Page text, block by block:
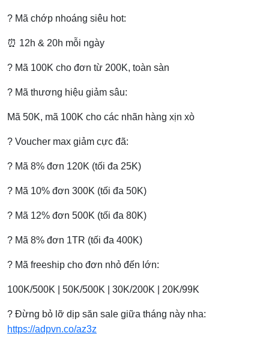
? Mã chớp nhoáng siêu hot:
⏰ 12h & 20h mỗi ngày
? Mã 100K cho đơn từ 200K, toàn sàn
? Mã thương hiệu giảm sâu:
Mã 50K, mã 100K cho các nhãn hàng xịn xò
? Voucher max giảm cực đã:
? Mã 8% đơn 120K (tối đa 25K)
? Mã 10% đơn 300K (tối đa 50K)
? Mã 12% đơn 500K (tối đa 80K)
? Mã 8% đơn 1TR (tối đa 400K)
? Mã freeship cho đơn nhỏ đến lớn:
100K/500K | 50K/500K | 30K/200K | 20K/99K
? Đừng bỏ lỡ dịp săn sale giữa tháng này nha:
https://adpvn.co/az3z